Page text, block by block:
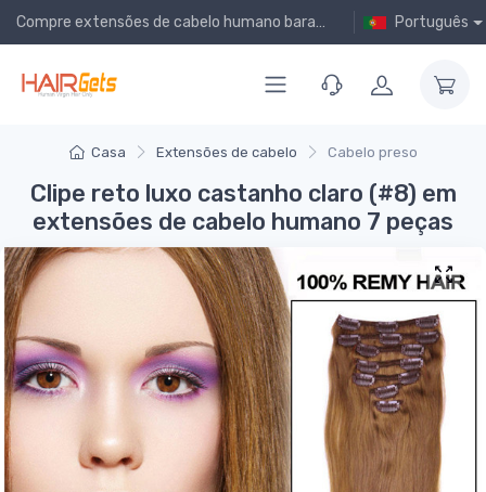
Compre extensões de cabelo humano baratas online! Português
Casa Extensões de cabelo Cabelo preso
Clipe reto luxo castanho claro (#8) em
extensões de cabelo humano 7 peças